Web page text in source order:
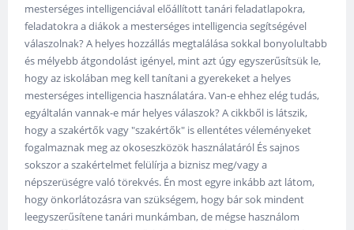
mesterséges intelligenciával előállított tanári feladatlapokra,
feladatokra a diákok a mesterséges intelligencia segítségével
válaszolnak? A helyes hozzállás megtalálása sokkal bonyolultabb
és mélyebb átgondolást igényel, mint azt úgy egyszerűsítsük le,
hogy az iskolában meg kell tanítani a gyerekeket a helyes
mesterséges intelligencia használatára. Van-e ehhez elég tudás,
egyáltalán vannak-e már helyes válaszok? A cikkből is látszik,
hogy a szakértők vagy "szakértők" is ellentétes véleményeket
fogalmaznak meg az okoseszközök használatáról És sajnos
sokszor a szakértelmet felülírja a biznisz meg/vagy a
népszerüségre való törekvés. Én most egyre inkább azt látom,
hogy önkorlátozásra van szükségem, hogy bár sok mindent
leegyszerűsítene tanári munkámban, de mégse használom